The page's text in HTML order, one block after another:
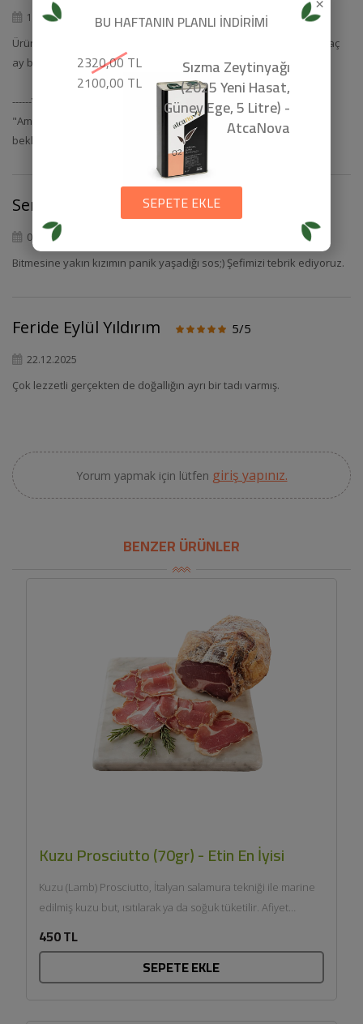
19.03.2026
Ürünü açmadığım sürece orijinal ambalajı ile ; buzdolabında bir kaç
ay bekleyebilir mi ?
------Yanıt------
"Ambalaj üzerindeki son kullanım tarihine kadar buzdolabında
bekletebilirsiniz. Teşekkürler. Eski Tadında"
Seniz DeLaire Tan
01.03.2026
Bitmesine yakın kızımın panik yaşadığı sos;) Şefimizi tebrik ediyoruz.
Feride Eylül Yıldırım 5/5
22.12.2025
Çok lezzetli gerçekten de doğallığın ayrı bir tadı varmış.
Yorum yapmak için lütfen giriş yapınız.
BENZER ÜRÜNLER
Kuzu Prosciutto (70gr) - Etin En İyisi
Kuzu (Lamb) Prosciutto, İtalyan salamura tekniği ile marine
edilmiş kuzu but, ısıtılarak ya da soğuk tüketilir. Afiyet
450 TL
SEPETE EKLE
BU HAFTANIN PLANLI İNDİRİMİ
2320,00 TL
2100,00 TL
Sızma Zeytinyağı
(2025 Yeni Hasat,
Güney Ege, 5 Litre) -
AtcaNova
SEPETE EKLE